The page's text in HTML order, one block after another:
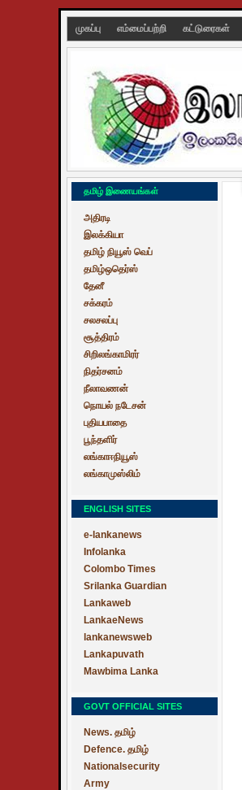
முகப்பு எம்மைப்பற்றி கட்டுரைகள்
தமிழ் இணையங்கள்
அதிரடி
இலக்கியா
தமிழ் நியூஸ் வெப்
தமிழ்ஒதெர்ஸ்
தேனீ
சக்கரம்
சலசலப்பு
சூத்திரம்
சிறிலங்காமிரர்
நிதர்சனம்
நீலாவணன்
நொயல் நடேசன்
புதியபாதை
பூந்தளிர்
லங்காஈநியூஸ்
லங்காமுஸ்லிம்
ENGLISH SITES
e-lankanews
Infolanka
Colombo Times
Srilanka Guardian
Lankaweb
LankaeNews
lankanewsweb
Lankapuvath
Mawbima Lanka
GOVT OFFICIAL SITES
News. தமிழ்
Defence. தமிழ்
Nationalsecurity
Army